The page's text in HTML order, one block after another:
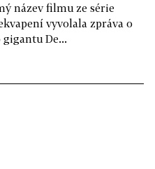
název filmu ze série
vyvolala zpráva o
De...